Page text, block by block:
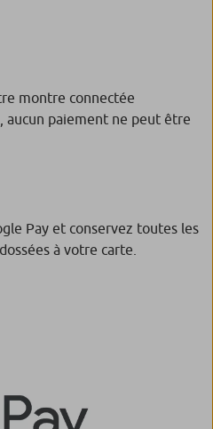
montre connectée
aucun paiement ne peut être
Pay et conservez toutes les
à votre carte.